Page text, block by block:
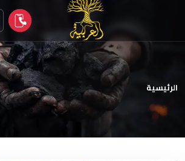
الرئيسية